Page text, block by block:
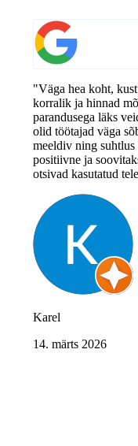
"Väga hea koht,
korralik ja hinnad
parandusega läks
olid töötajad väga
meeldiv ning
positiivne ja
otsivad kasutatud
Karel
14. märts 2026